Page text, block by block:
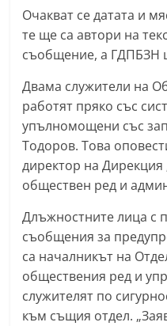
а
с
т
С
т
а
р
а
З
а
г
о
р
а
Очакват се датата и
те ще са автори на
съобщение, а ГДПБЗН
Двама служители на
работят пряко със
упълномощени със
Тодоров. Това
директор на
обществен ред и
Длъжностните лица с
съобщения за
са началникът на
обществения ред и
служителят по
към същия отдел.